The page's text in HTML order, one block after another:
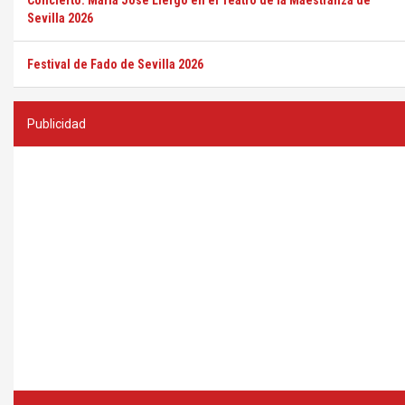
Sevilla 2026
Festival de Fado de Sevilla 2026
Publicidad